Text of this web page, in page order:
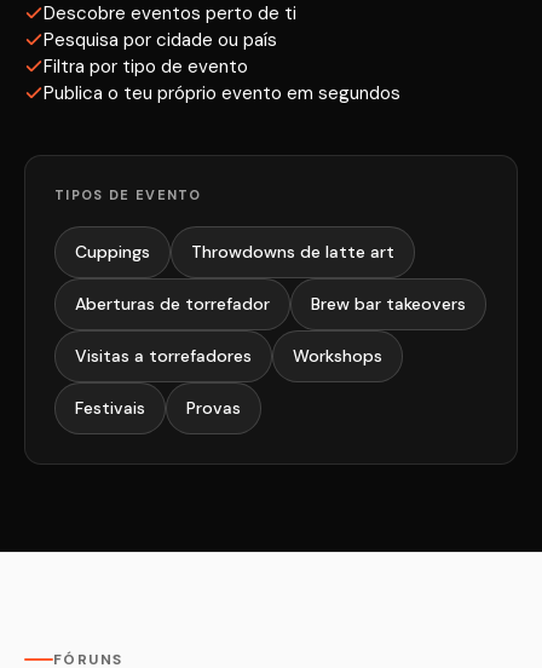
TIPOS DE EVENTO
Cuppings Throwdowns de latte art
Aberturas de torrefador Brew bar takeovers
Visitas a torrefadores Workshops
Festivais Provas
Descobre eventos perto de ti
Pesquisa por cidade ou país
Filtra por tipo de evento
Publica o teu próprio evento em segundos
FÓRUNS